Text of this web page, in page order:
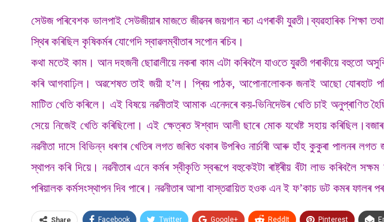
সেউজ পৰিবেশক ভালপাই সেউজীয়াৰ মাজতে জীৱনৰ জয়গান ৰচা এগৰাকী যুৱতী।ব্যৱহাৰিক শিক্ষা
স্থিৰ কৰিছিল কৃষিকৰ্মৰ যোগেদি স্বাৱলম্বীতাৰ সপোন ৰচিব।
কথা মতেই কাম। আন দহজনী ছোৱালীয়ে নকৰা কাম এটা কৰিবলৈ যাওতে যুৱতী গৰাকীয়ে বহুতো
কৰি আগবাঢ়িল। অৱশেষত তাই জয়ী হ’ল। প্ৰিয় পাঠক, আপোনালোকক জনাই আছো যোৰহাট
মাটিত খেতি কৰিলে। এই বিষয়ে নৱনীতাই আমাক এনেদৰে কয়-ভিনিদেউৰ খেতি চাই অনুপ্ৰাণিত
সেয়ে নিজেই খেতি কৰিছিলো। এই ক্ষেত্ৰত ঈশ্বাদ আলী ছাৰে মোক যথেষ্ট সহায়
নৱনীতা দাসে বিভিন্ন ধৰণৰ খেতিৰ লগত জৰিত থকাৰ উপৰিও নাৰ্চাৰী আৰু হাঁহ কুকুৰা পালনৰ
স্থাপন কৰি দিয়ে। নৱনীতাৰ এনে কৰ্মৰ স্বীকৃতি স্বৰূপে বহুকেইটা ৰাষ্ট্ৰীয় বঁটা লাভ কৰিবলৈ
পৰিয়ালক কৰ্মসংস্থাপন দিব পাৰে। নৱনীতাৰ আশা বাস্তৱায়িত হওক এন ই ফ’কাচ ডট কমৰ ফালৰ
Share Facebook Twitter Google+ ReddIt Pinterest